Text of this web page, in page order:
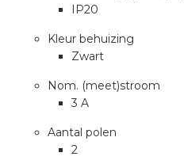
IP20
Kleur behuizing
Zwart
Nom. (meet)stroom
3 A
Aantal polen
2
installeren
installeren in beton